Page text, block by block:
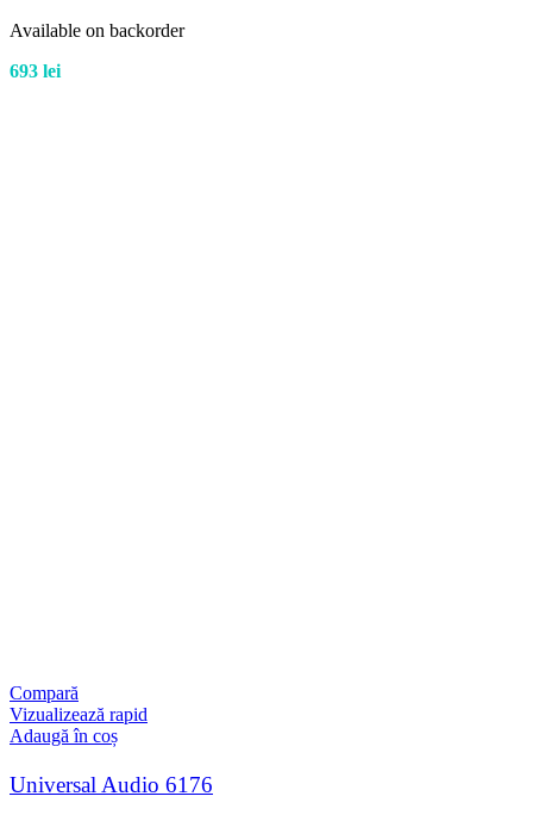
Available on backorder
693 lei
Compară
Vizualizează rapid
Adaugă în coș
Universal Audio 6176